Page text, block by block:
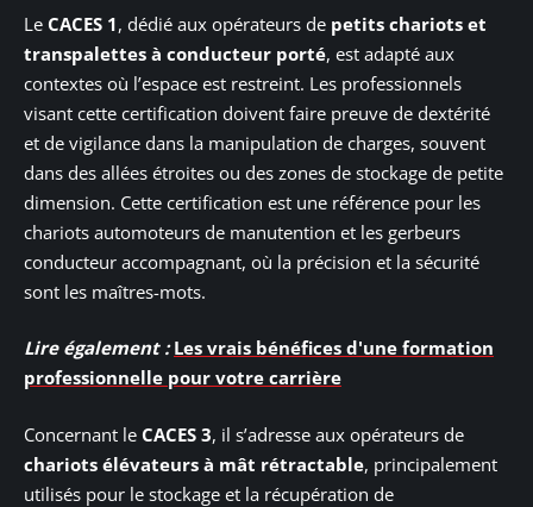
Le CACES 1, dédié aux opérateurs de petits chariots et
transpalettes à conducteur porté, est adapté aux
contextes où l’espace est restreint. Les professionnels
visant cette certification doivent faire preuve de dextérité
et de vigilance dans la manipulation de charges, souvent
dans des allées étroites ou des zones de stockage de petite
dimension. Cette certification est une référence pour les
chariots automoteurs de manutention et les gerbeurs
conducteur accompagnant, où la précision et la sécurité
sont les maîtres-mots.
Lire également : Les vrais bénéfices d'une formation
professionnelle pour votre carrière
Concernant le CACES 3, il s’adresse aux opérateurs de
chariots élévateurs à mât rétractable, principalement
utilisés pour le stockage et la récupération de